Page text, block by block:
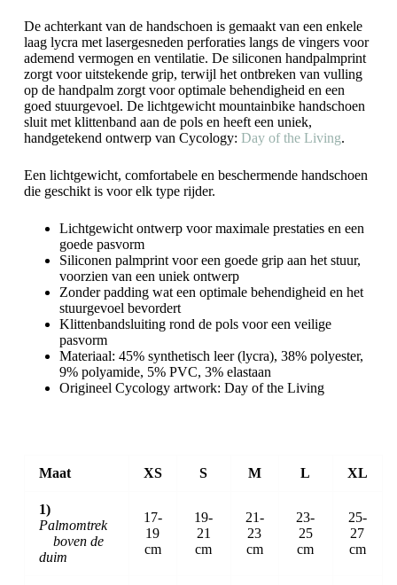
De achterkant van de handschoen is gemaakt van een enkele
laag lycra met lasergesneden perforaties langs de vingers voor
ademend vermogen en ventilatie. De siliconen handpalmprint
zorgt voor uitstekende grip, terwijl het ontbreken van vulling
op de handpalm zorgt voor optimale behendigheid en een
goed stuurgevoel. De lichtgewicht mountainbike handschoen
sluit met klittenband aan de pols en heeft een uniek,
handgetekend ontwerp van Cycology: Day of the Living.
Een lichtgewicht, comfortabele en beschermende handschoen
die geschikt is voor elk type rijder.
Lichtgewicht ontwerp voor maximale prestaties en een
goede pasvorm
Siliconen palmprint voor een goede grip aan het stuur,
voorzien van een uniek ontwerp
Zonder padding wat een optimale behendigheid en het
stuurgevoel bevordert
Klittenbandsluiting rond de pols voor een veilige
pasvorm
Materiaal: 45% synthetisch leer (lycra), 38% polyester,
9% polyamide, 5% PVC, 3% elastaan
Origineel Cycology artwork: Day of the Living
Maat XS S M L XL
1)
Palmomtrek
boven de
duim
17-
19
cm
19-
21
cm
21-
23
cm
23-
25
cm
25-
27
cm